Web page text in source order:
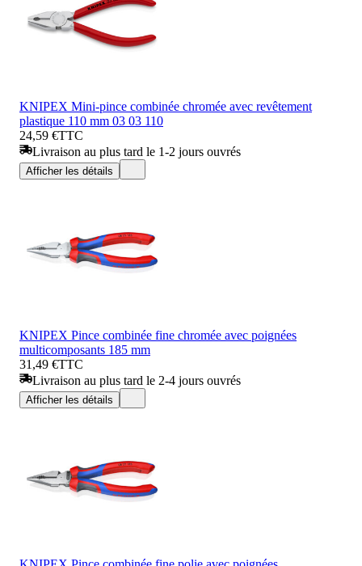
KNIPEX Mini-pince combinée chromée avec revêtement
plastique 110 mm 03 03 110
24,59 €TTC
Livraison au plus tard le 1-2 jours ouvrés
Afficher les détails
KNIPEX Pince combinée fine chromée avec poignées
multicomposants 185 mm
31,49 €TTC
Livraison au plus tard le 2-4 jours ouvrés
Afficher les détails